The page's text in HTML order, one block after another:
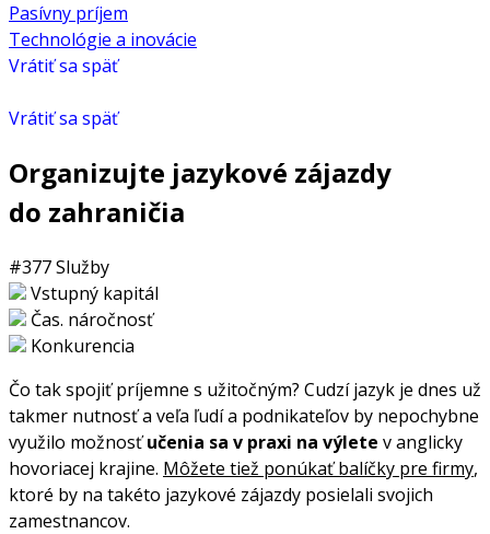
Pasívny príjem
Technológie a inovácie
Vrátiť sa späť
Vrátiť sa späť
Organizujte jazykové zájazdy
do zahraničia
#377Služby
Vstupný kapitál
Čas. náročnosť
Konkurencia
Čo tak spojiť príjemne s užitočným? Cudzí jazyk je dnes už
takmer nutnosť a veľa ľudí a podnikateľov by nepochybne
využilo možnosťučenia sa v praxi na výlete v anglicky
hovoriacej krajine. Môžete tiež ponúkať balíčky pre firmy,
ktoré by na takéto jazykové zájazdy posielali svojich
zamestnancov.